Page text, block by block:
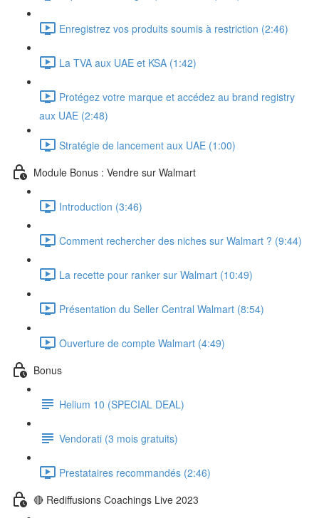
Enregistrez vos produits soumis à restriction (2:46)
La TVA aux UAE et KSA (1:42)
Protégez votre marque et accédez au brand registry
aux UAE (2:48)
Stratégie de lancement aux UAE (1:00)
Module Bonus : Vendre sur Walmart
Introduction (3:46)
Comment rechercher des niches sur Walmart ? (9:44)
La recette pour ranker sur Walmart (10:49)
Présentation du Seller Central Walmart (8:54)
Ouverture de compte Walmart (4:49)
Bonus
Helium 10 (SPECIAL DEAL)
Vendorati (3 mois gratuits)
Prestataires recommandés (2:46)
🔴 Rediffusions Coachings Live 2023